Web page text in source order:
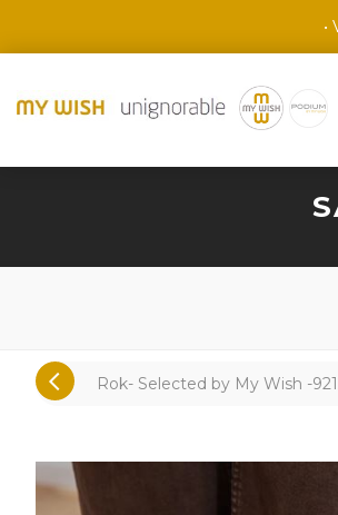
•
Rok- Selected by My Wish -